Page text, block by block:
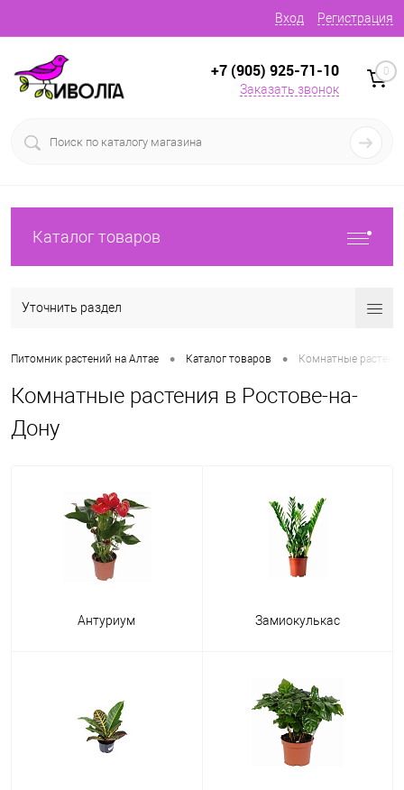
Вход Регистрация
+7 (905) 925-71-10
Заказать звонок
0
Каталог товаров
Уточнить раздел
Питомник растений на Алтае • Каталог товаров • Комнатные
Комнатные растения в Ростове-на-
Дону
Антуриум Замиокулькас